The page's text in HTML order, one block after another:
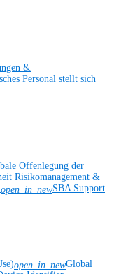
&
Personal stellt sich
Offenlegung der
Risikomanagement &
open_in_newSBA Support
open_in_newGlobal